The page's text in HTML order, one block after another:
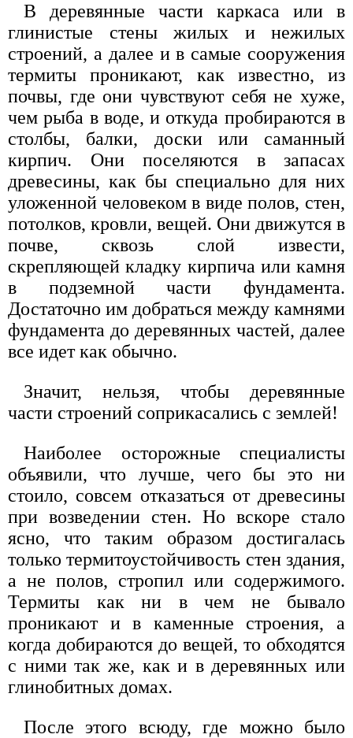
В деревянные части каркаса или в
глинистые стены жилых и нежилых
строений, а далее и в самые сооружения
термиты проникают, как известно, из
почвы, где они чувствуют себя не хуже,
чем рыба в воде, и откуда пробираются в
столбы, балки, доски или саманный
кирпич. Они поселяются в запасах
древесины, как бы специально для них
уложенной человеком в виде полов, стен,
потолков, кровли, вещей. Они движутся в
почве, сквозь слой извести,
скрепляющей кладку кирпича или камня
в подземной части фундамента.
Достаточно им добраться между камнями
фундамента до деревянных частей, далее
все идет как обычно.
Значит, нельзя, чтобы деревянные
части строений соприкасались с землей!
Наиболее осторожные специалисты
объявили, что лучше, чего бы это ни
стоило, совсем отказаться от древесины
при возведении стен. Но вскоре стало
ясно, что таким образом достигалась
только термитоустойчивость стен здания,
а не полов, стропил или содержимого.
Термиты как ни в чем не бывало
проникают и в каменные строения, а
когда добираются до вещей, то обходятся
с ними так же, как и в деревянных или
глинобитных домах.
После этого всюду, где можно было